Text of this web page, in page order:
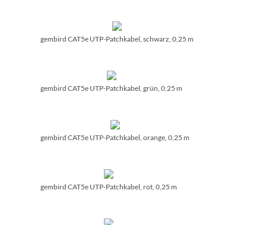
gembird CAT5e UTP-Patchkabel, schwarz, 0,25 m
gembird CAT5e UTP-Patchkabel, grün, 0,25 m
gembird CAT5e UTP-Patchkabel, orange, 0,25 m
gembird CAT5e UTP-Patchkabel, rot, 0,25 m